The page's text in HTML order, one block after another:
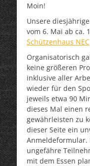
Moin!
Unsere
vom 6. Mai ab ca.
Schützenhaus NEC
Organisatorisch
keine größeren
inklusive aller
wieder für den
jeweils etwa 90
dieses Mal einen
gewährleisten zu
dieser Seite ein
ungefähre
mit dem Essen